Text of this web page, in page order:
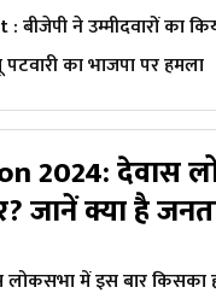
ने उम्मीदवारों का
का भाजपा पर हमला
2024: देवास
जानें क्या है
में इस बार किसका